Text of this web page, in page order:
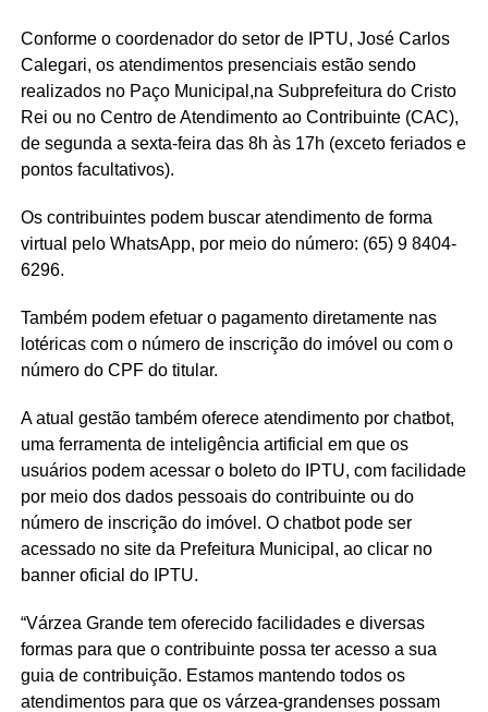
Conforme o coordenador do setor de IPTU, José Carlos
Calegari, os atendimentos presenciais estão sendo
realizados no Paço Municipal,na Subprefeitura do Cristo
Rei ou no Centro de Atendimento ao Contribuinte (CAC),
de segunda a sexta-feira das 8h às 17h (exceto feriados e
pontos facultativos).
Os contribuintes podem buscar atendimento de forma
virtual pelo WhatsApp, por meio do número: (65) 9 8404-
6296.
Também podem efetuar o pagamento diretamente nas
lotéricas com o número de inscrição do imóvel ou com o
número do CPF do titular.
A atual gestão também oferece atendimento por chatbot,
uma ferramenta de inteligência artificial em que os
usuários podem acessar o boleto do IPTU, com facilidade
por meio dos dados pessoais do contribuinte ou do
número de inscrição do imóvel. O chatbot pode ser
acessado no site da Prefeitura Municipal, ao clicar no
banner oficial do IPTU.
“Várzea Grande tem oferecido facilidades e diversas
formas para que o contribuinte possa ter acesso a sua
guia de contribuição. Estamos mantendo todos os
atendimentos para que os várzea-grandenses possam